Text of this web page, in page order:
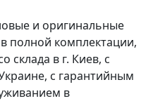
и оригинальные
полной комплектации,
склада в г. Киев, с
с гарантийным
в